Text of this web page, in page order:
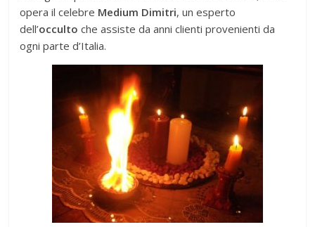
opera il celebre Medium Dimitri, un esperto
dell’occulto che assiste da anni clienti provenienti da
ogni parte d’Italia.